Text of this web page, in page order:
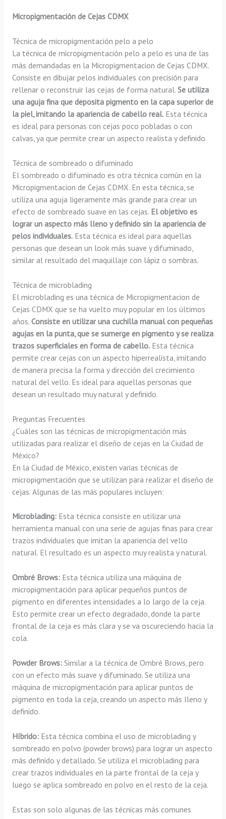
Micropigmentación de Cejas CDMX
Técnica de micropigmentación pelo a pelo
La técnica de micropigmentación pelo a pelo es una de las
más demandadas en la Micropigmentacion de Cejas CDMX.
Consiste en dibujar pelos individuales con precisión para
rellenar o reconstruir las cejas de forma natural. Se utiliza
una aguja fina que deposita pigmento en la capa superior de
la piel, imitando la apariencia de cabello real.Esta técnica
es ideal para personas con cejas poco pobladas o con
calvas, ya que permite crear un aspecto realista y definido.
Técnica de sombreado o difuminado
El sombreado o difuminado es otra técnica común en la
Micropigmentacion de Cejas CDMX. En esta técnica, se
utiliza una aguja ligeramente más grande para crear un
efecto de sombreado suave en las cejas. El objetivo es
lograr un aspecto más lleno y definido sin la apariencia de
pelos individuales.Esta técnica es ideal para aquellas
personas que desean un look más suave y difuminado,
similar al resultado del maquillaje con lápiz o sombras.
Técnica de microblading
El microblading es una técnica de Micropigmentacion de
Cejas CDMX que se ha vuelto muy popular en los últimos
años. Consiste en utilizar una cuchilla manual con pequeñas
agujas en la punta, que se sumerge en pigmento y se realiza
trazos superficiales en forma de cabello.Esta técnica
permite crear cejas con un aspecto hiperrealista, imitando
de manera precisa la forma y dirección del crecimiento
natural del vello. Es ideal para aquellas personas que
desean un resultado muy natural y definido.
Preguntas Frecuentes
¿Cuáles son las técnicas de micropigmentación más
utilizadas para realizar el diseño de cejas en la Ciudad de
México?
En la Ciudad de México, existen varias técnicas de
micropigmentación que se utilizan para realizar el diseño de
cejas. Algunas de las más populares incluyen:
Microblading:Esta técnica consiste en utilizar una
herramienta manual con una serie de agujas finas para crear
trazos individuales que imitan la apariencia del vello
natural. El resultado es un aspecto muy realista y natural.
Ombré Brows:Esta técnica utiliza una máquina de
micropigmentación para aplicar pequeños puntos de
pigmento en diferentes intensidades a lo largo de la ceja.
Esto permite crear un efecto degradado, donde la parte
frontal de la ceja es más clara y se va oscureciendo hacia la
cola.
Powder Brows:Similar a la técnica de Ombré Brows, pero
con un efecto más suave y difuminado. Se utiliza una
máquina de micropigmentación para aplicar puntos de
pigmento en toda la ceja, creando un aspecto más lleno y
definido.
Híbrido:Esta técnica combina el uso de microblading y
sombreado en polvo (powder brows) para lograr un aspecto
más definido y detallado. Se utiliza el microblading para
crear trazos individuales en la parte frontal de la ceja y
luego se aplica sombreado en polvo en el resto de la ceja.
Estas son solo algunas de las técnicas más comunes